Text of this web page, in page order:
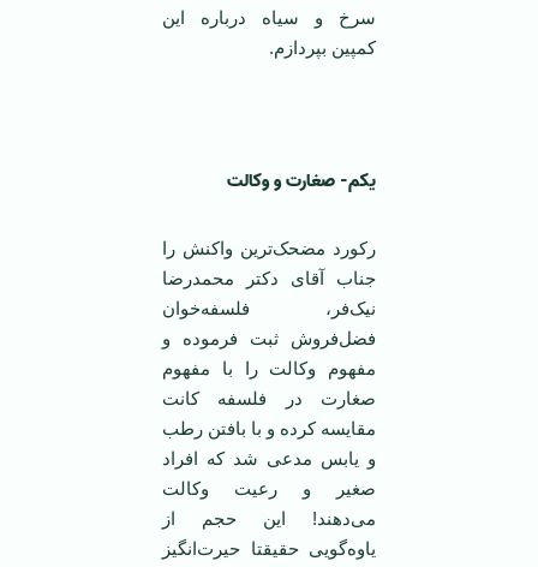
سرخ و سیاه درباره این
کمپین بپردازم.
یکم- صغارت و وکالت
رکورد مضحک‌ترین واکنش را
جناب آقای دکتر محمدرضا
نیک‌فر، فلسفه‌خوان
فضل‌فروش ثبت فرموده و
مفهوم وکالت را با مفهوم
صغارت در فلسفه کانت
مقایسه کرده و با بافتن رطب
و یابس مدعی شد که افراد
صغیر و رعیت وکالت
می‌دهند! این حجم از
یاوه‌گویی حقیقتا حیرت‌انگیز